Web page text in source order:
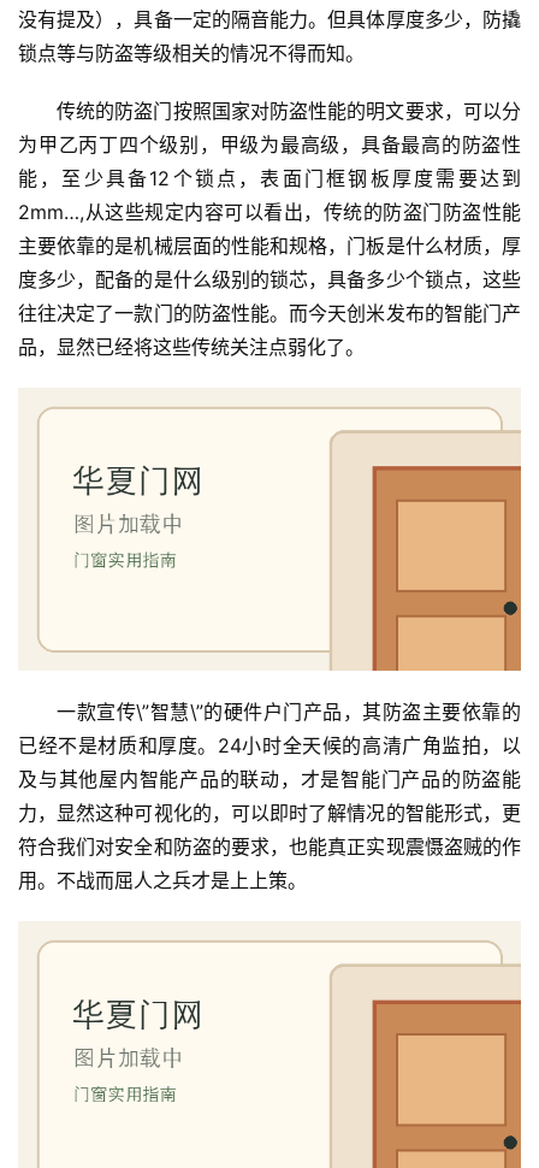
入
卧
室
门
间
没有提及），具备一定的隔音能力。但具体厚度多少，防撬
锁点等与防盗等级相关的情况不得而知。
传统的防盗门按照国家对防盗性能的明文要求，可以分
为甲乙丙丁四个级别，甲级为最高级，具备最高的防盗性
能，至少具备12个锁点，表面门框钢板厚度需要达到
2mm…,从这些规定内容可以看出，传统的防盗门防盗性能
主要依靠的是机械层面的性能和规格，门板是什么材质，厚
度多少，配备的是什么级别的锁芯，具备多少个锁点，这些
往往决定了一款门的防盗性能。而今天创米发布的智能门产
品，显然已经将这些传统关注点弱化了。
一款宣传\”智慧\”的硬件户门产品，其防盗主要依靠的
已经不是材质和厚度。24小时全天候的高清广角监拍，以
及与其他屋内智能产品的联动，才是智能门产品的防盗能
力，显然这种可视化的，可以即时了解情况的智能形式，更
符合我们对安全和防盗的要求，也能真正实现震慑盗贼的作
用。不战而屈人之兵才是上上策。